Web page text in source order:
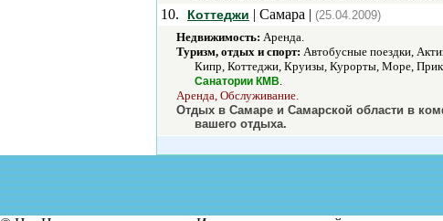
10. Коттеджи | Самара | (25.04.2009)
Недвижимость: Аренда.
Туризм, отдых и спорт: Автобусные поездки,
Кипр, Коттеджи, Круизы, Курорты, Море,
Санатории КМВ.
Аренда, Обслуживание.
Отдых в Самаре и Самарской области в
вашего отдыха.